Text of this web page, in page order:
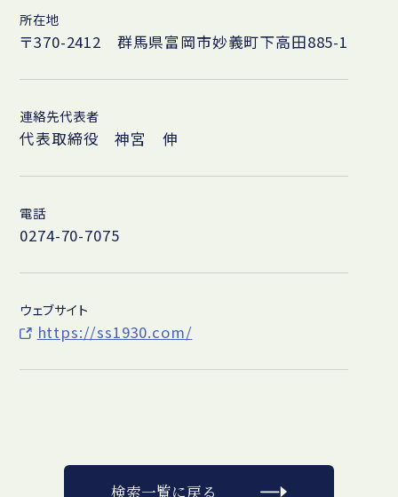
所在地
〒370-2412 群馬県富岡市妙義町下高田885-1
連絡先代表者
代表取締役 神宮 伸
電話
0274-70-7075
ウェブサイト
https://ss1930.com/
検索一覧に戻る